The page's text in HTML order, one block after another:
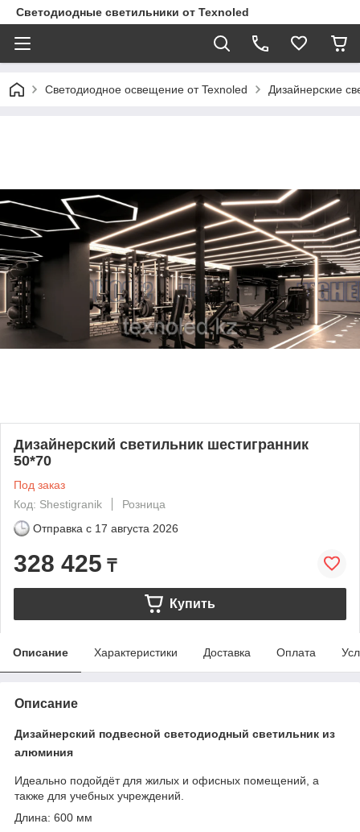
Светодиодные светильники от Texnoled
Светодиодное освещение от Texnoled Дизайнерские
Дизайнерский светильник шестигранник
50*70
Под заказ
Код: Shestigranik
Розница
Отправка с 17 августа 2026
328 425 ₸
Купить
Описание Характеристики Доставка Оплата
Описание
Дизайнерский подвесной светодиодный светильник из
алюминия
Идеально подойдёт для жилых и офисных помещений, а
также для учебных учреждений.
Длина: 600 мм